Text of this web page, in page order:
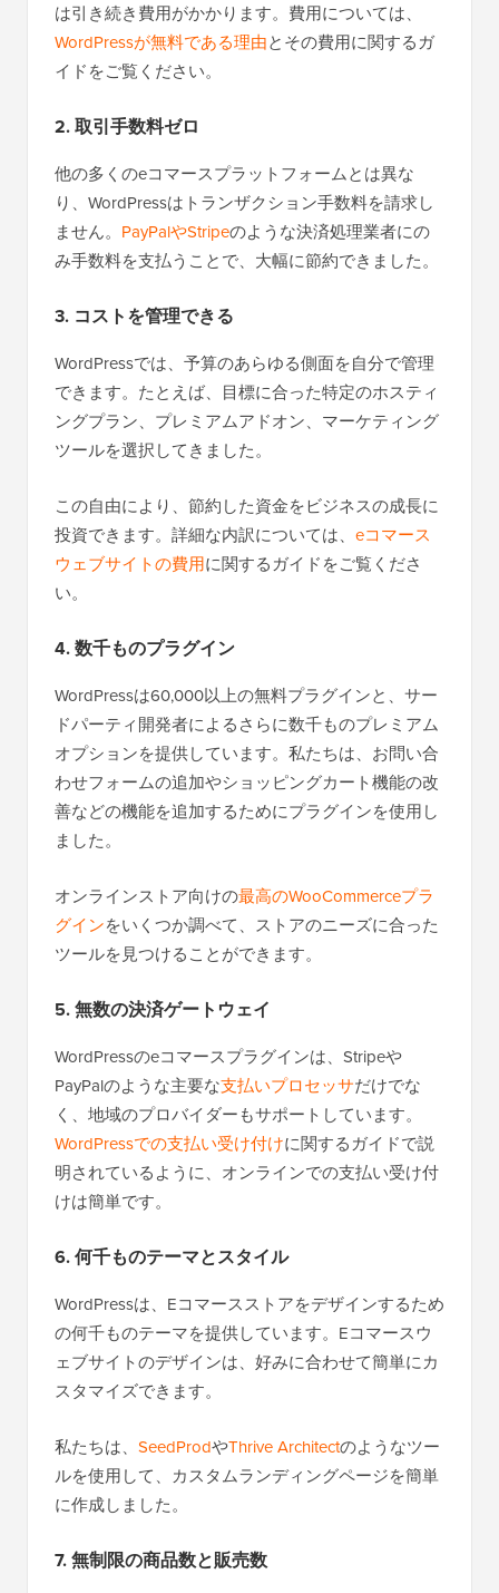
は引き続き費用がかかります。費用については、
WordPressが無料である理由とその費用に関するガ
イドをご覧ください。
2. 取引手数料ゼロ
他の多くのeコマースプラットフォームとは異な
り、WordPressはトランザクション手数料を請求し
ません。 PayPalやStripeのような決済処理業者にの
み手数料を支払うことで、大幅に節約できました。
3. コストを管理できる
WordPressでは、予算のあらゆる側面を自分で管理
できます。たとえば、目標に合った特定のホスティ
ングプラン、プレミアムアドオン、マーケティング
ツールを選択してきました。
この自由により、節約した資金をビジネスの成長に
投資できます。詳細な内訳については、 eコマース
ウェブサイトの費用に関するガイドをご覧くださ
い。
4. 数千ものプラグイン
WordPressは60,000以上の無料プラグインと、サー
ドパーティ開発者によるさらに数千ものプレミアム
オプションを提供しています。私たちは、お問い合
わせフォームの追加やショッピングカート機能の改
善などの機能を追加するためにプラグインを使用し
ました。
オンラインストア向けの最高のWooCommerceプラ
グインをいくつか調べて、ストアのニーズに合った
ツールを見つけることができます。
5. 無数の決済ゲートウェイ
WordPressのeコマースプラグインは、Stripeや
PayPalのような主要な支払いプロセッサだけでな
く、地域のプロバイダーもサポートしています。
WordPressでの支払い受け付けに関するガイドで説
明されているように、オンラインでの支払い受け付
けは簡単です。
6. 何千ものテーマとスタイル
WordPressは、Eコマースストアをデザインするため
の何千ものテーマを提供しています。Eコマースウ
ェブサイトのデザインは、好みに合わせて簡単にカ
スタマイズできます。
私たちは、 SeedProdやThrive Architectのようなツー
ルを使用して、カスタムランディングページを簡単
に作成しました。
7. 無制限の商品数と販売数